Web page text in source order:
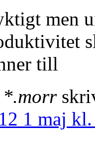
men
till
*.morr
1 maj